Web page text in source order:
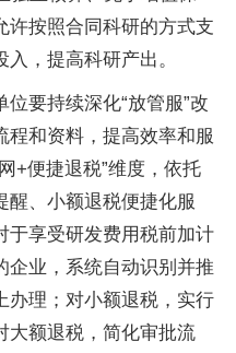
许按照合同科研的方式支
，提高科研产出。
位要持续深化“放管服”改
程和资料，提高效率和服
+便捷退税”维度，依托
醒、小额退税便捷化服
于享受研发费用税前加计
企业，系统自动识别并推
办理；对小额退税，实行
大额退税，简化审批流